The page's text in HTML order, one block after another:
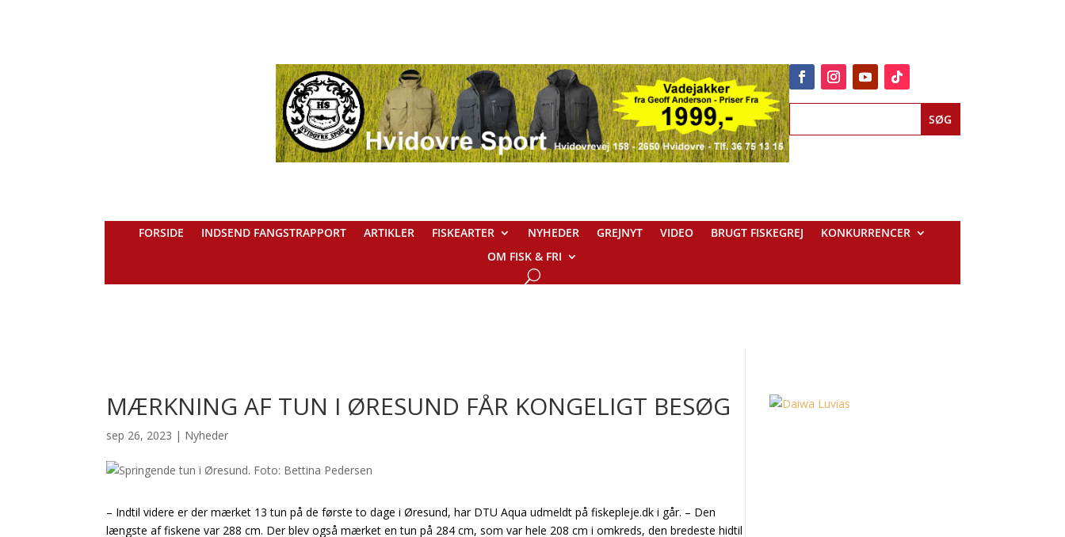
FORSIDE INDSEND FANGSTRAPPORT ARTIKLER FISKEARTER NYHEDER GREJNYT VIDEO BRUGT FISKEGREJ
KONKURRENCER
OM FISK & FRI
MÆRKNING AF TUN I ØRESUND FÅR KONGELIGT BESØG
sep 26, 2023 | Nyheder
– Indtil videre er der mærket 13 tun på de første to dage i Øresund, har DTU Aqua udmeldt på fiskepleje.dk i går. – Den
længste af fiskene var 288 cm. Der blev også mærket en tun på 284 cm, som var hele 208 cm i omkreds, den bredeste hidtil